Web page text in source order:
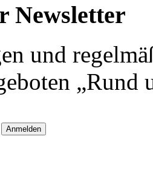
Newsletter
und
„Rund
Anmelden